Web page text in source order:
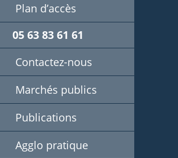
Plan d’accès
05 63 83 61 61
Contactez-nous
Marchés publics
Publications
Agglo pratique